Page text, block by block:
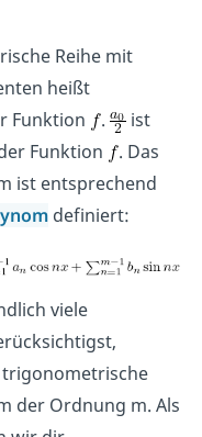
Reihe mit
heißt
Funktion
.
ist
Funktion
. Das
ist entsprechend
definiert:
viele
der Ordnung m. Als